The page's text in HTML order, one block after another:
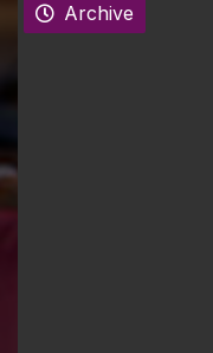
Archive